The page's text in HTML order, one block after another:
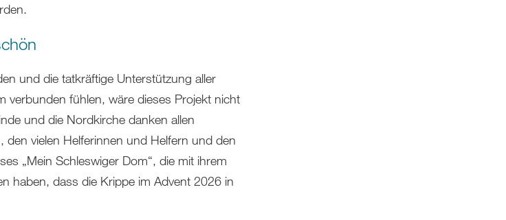
und die tatkräftige Unterstützung aller
verbunden fühlen, wäre dieses Projekt nicht
und die Nordkirche danken allen
den vielen Helferinnen und Helfern und den
„Mein Schleswiger Dom“, die mit ihrem
haben, dass die Krippe im Advent 2026 in